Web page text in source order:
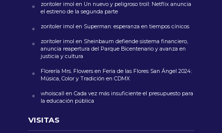
zoritoler imol en Un nuevo y peligroso troll: Netflix anuncia
el estreno de la segunda parte
zoritoler imol en Superman: esperanza en tiempos cínicos
zoritoler imol en Sheinbaum defiende sistema financiero,
anuncia reapertura del Parque Bicentenario y avanza en
justicia y cultura
Florería Mrs. Flowersen Feria de las Flores San Ángel 2024:
Música, Color y Tradición en CDMX
whoiscall en Cada vez más insuficiente el presupuesto para
la educación pública
VISITAS